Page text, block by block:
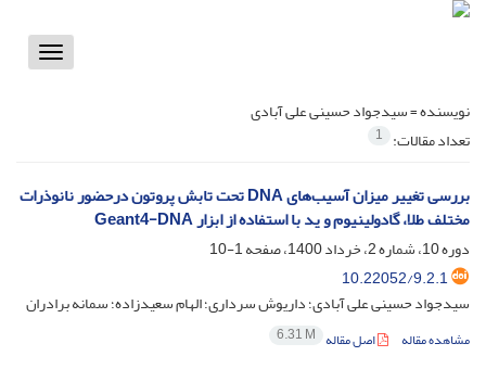
Toggle
نویسنده =سیدجواد حسینی علی آبادی
تعداد مقالات: 1
بررسی تغییر میزان آسیب‌های DNA تحت تابش پروتون درحضور نانوذرات
مختلف طلا، گادولینیوم و ید با استفاده از ابزار Geant4-DNA
دوره 10، شماره 2، خرداد 1400، صفحه
1-10
10.22052/9.2.1
سیدجواد حسینی علی آبادی؛ داریوش سرداری؛ الهام سعیدزاده؛ سمانه برادران
مشاهده مقاله اصل مقاله 6.31 M